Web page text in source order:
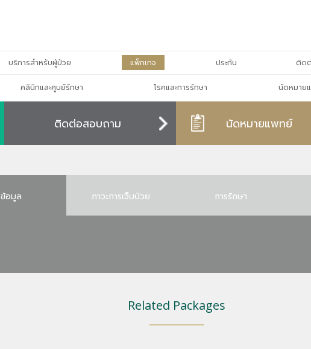
บริการสำหรับผู้ป่วย แพ็กเกจ ประกัน ติดต่
คลินิกและศูนย์รักษา โรคและการรักษา นัดหมาย
ติดต่อสอบถาม นัดหมายแพทย์
ข้อมูล ภาวะการเจ็บป่วย การรักษา
Related Packages